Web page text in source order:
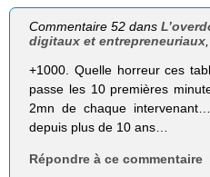
Commentaire 52 dans
digitaux et entrepreneuriaux
+1000. Quelle horreur ces
passe les 10 premières
2mn de chaque
depuis plus de 10 ans…
Répondre à ce commentaire